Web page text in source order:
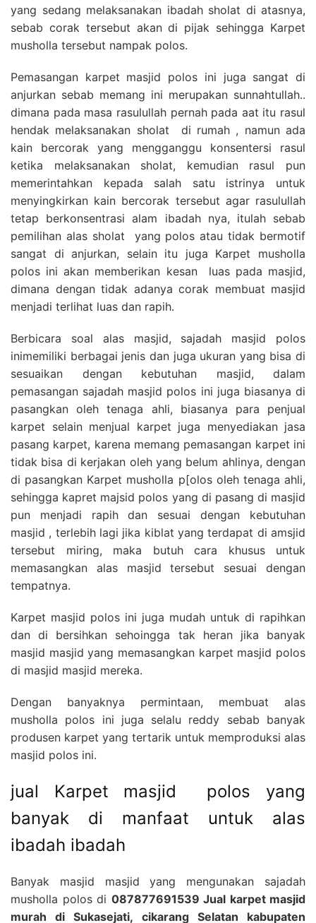
yang sedang melaksanakan ibadah sholat di atasnya,
sebab corak tersebut akan di pijak sehingga Karpet
musholla tersebut nampak polos.
Pemasangan karpet masjid polos ini juga sangat di
anjurkan sebab memang ini merupakan sunnahtullah..
dimana pada masa rasulullah pernah pada aat itu rasul
hendak melaksanakan sholat di rumah , namun ada
kain bercorak yang mengganggu konsentersi rasul
ketika melaksanakan sholat, kemudian rasul pun
memerintahkan kepada salah satu istrinya untuk
menyingkirkan kain bercorak tersebut agar rasulullah
tetap berkonsentrasi alam ibadah nya, itulah sebab
pemilihan alas sholat yang polos atau tidak bermotif
sangat di anjurkan, selain itu juga Karpet musholla
polos ini akan memberikan kesan luas pada masjid,
dimana dengan tidak adanya corak membuat masjid
menjadi terlihat luas dan rapih.
Berbicara soal alas masjid, sajadah masjid polos
inimemiliki berbagai jenis dan juga ukuran yang bisa di
sesuaikan dengan kebutuhan masjid, dalam
pemasangan sajadah masjid polos ini juga biasanya di
pasangkan oleh tenaga ahli, biasanya para penjual
karpet selain menjual karpet juga menyediakan jasa
pasang karpet, karena memang pemasangan karpet ini
tidak bisa di kerjakan oleh yang belum ahlinya, dengan
di pasangkan Karpet musholla p[olos oleh tenaga ahli,
sehingga kapret majsid polos yang di pasang di masjid
pun menjadi rapih dan sesuai dengan kebutuhan
masjid , terlebih lagi jika kiblat yang terdapat di amsjid
tersebut miring, maka butuh cara khusus untuk
memasangkan alas masjid tersebut sesuai dengan
tempatnya.
Karpet masjid polos ini juga mudah untuk di rapihkan
dan di bersihkan sehoingga tak heran jika banyak
masjid masjid yang memasangkan karpet masjid polos
di masjid masjid mereka.
Dengan banyaknya permintaan, membuat alas
musholla polos ini juga selalu reddy sebab banyak
produsen karpet yang tertarik untuk memproduksi alas
masjid polos ini.
jual Karpet masjid polos yang
banyak di manfaat untuk alas
ibadah ibadah
Banyak masjid masjid yang mengunakan sajadah
musholla polos di 087877691539 Jual karpet masjid
murah di Sukasejati, cikarang Selatan kabupaten